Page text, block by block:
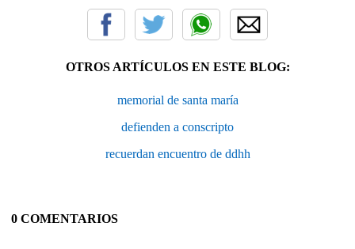
OTROS ARTÍCULOS EN ESTE BLOG:
memorial de santa maría
defienden a conscripto
recuerdan encuentro de ddhh
0 COMENTARIOS